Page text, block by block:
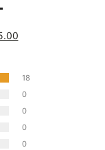
18
0
0
0
0